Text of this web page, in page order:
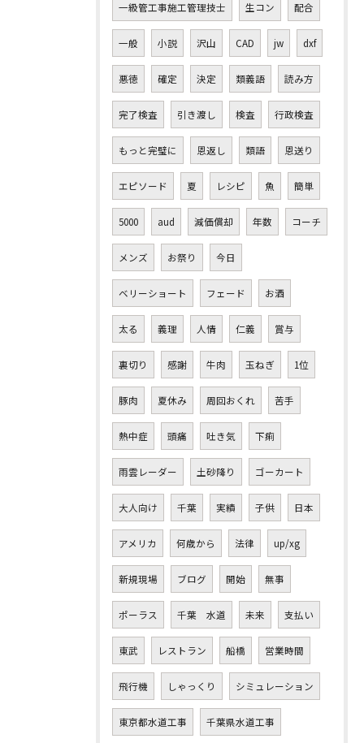
一級管工事施工管理技士 生コン 配合
一般 小説 沢山 CAD jw dxf
悪徳 確定 決定 類義語 読み方
完了検査 引き渡し 検査 行政検査
もっと完璧に 恩返し 類語 恩送り
エピソード 夏 レシピ 魚 簡単
5000 aud 減価償却 年数 コーチ
メンズ お祭り 今日
ベリーショート フェード お酒
太る 義理 人情 仁義 賞与
裏切り 感謝 牛肉 玉ねぎ 1位
豚肉 夏休み 周回おくれ 苦手
熱中症 頭痛 吐き気 下痢
雨雲レーダー 土砂降り ゴーカート
大人向け 千葉 実績 子供 日本
アメリカ 何歳から 法律 up/xg
新規現場 ブログ 開始 無事
ポーラス 千葉 水道 未来 支払い
東武 レストラン 船橋 営業時間
飛行機 しゃっくり シミュレーション
東京都水道工事 千葉県水道工事